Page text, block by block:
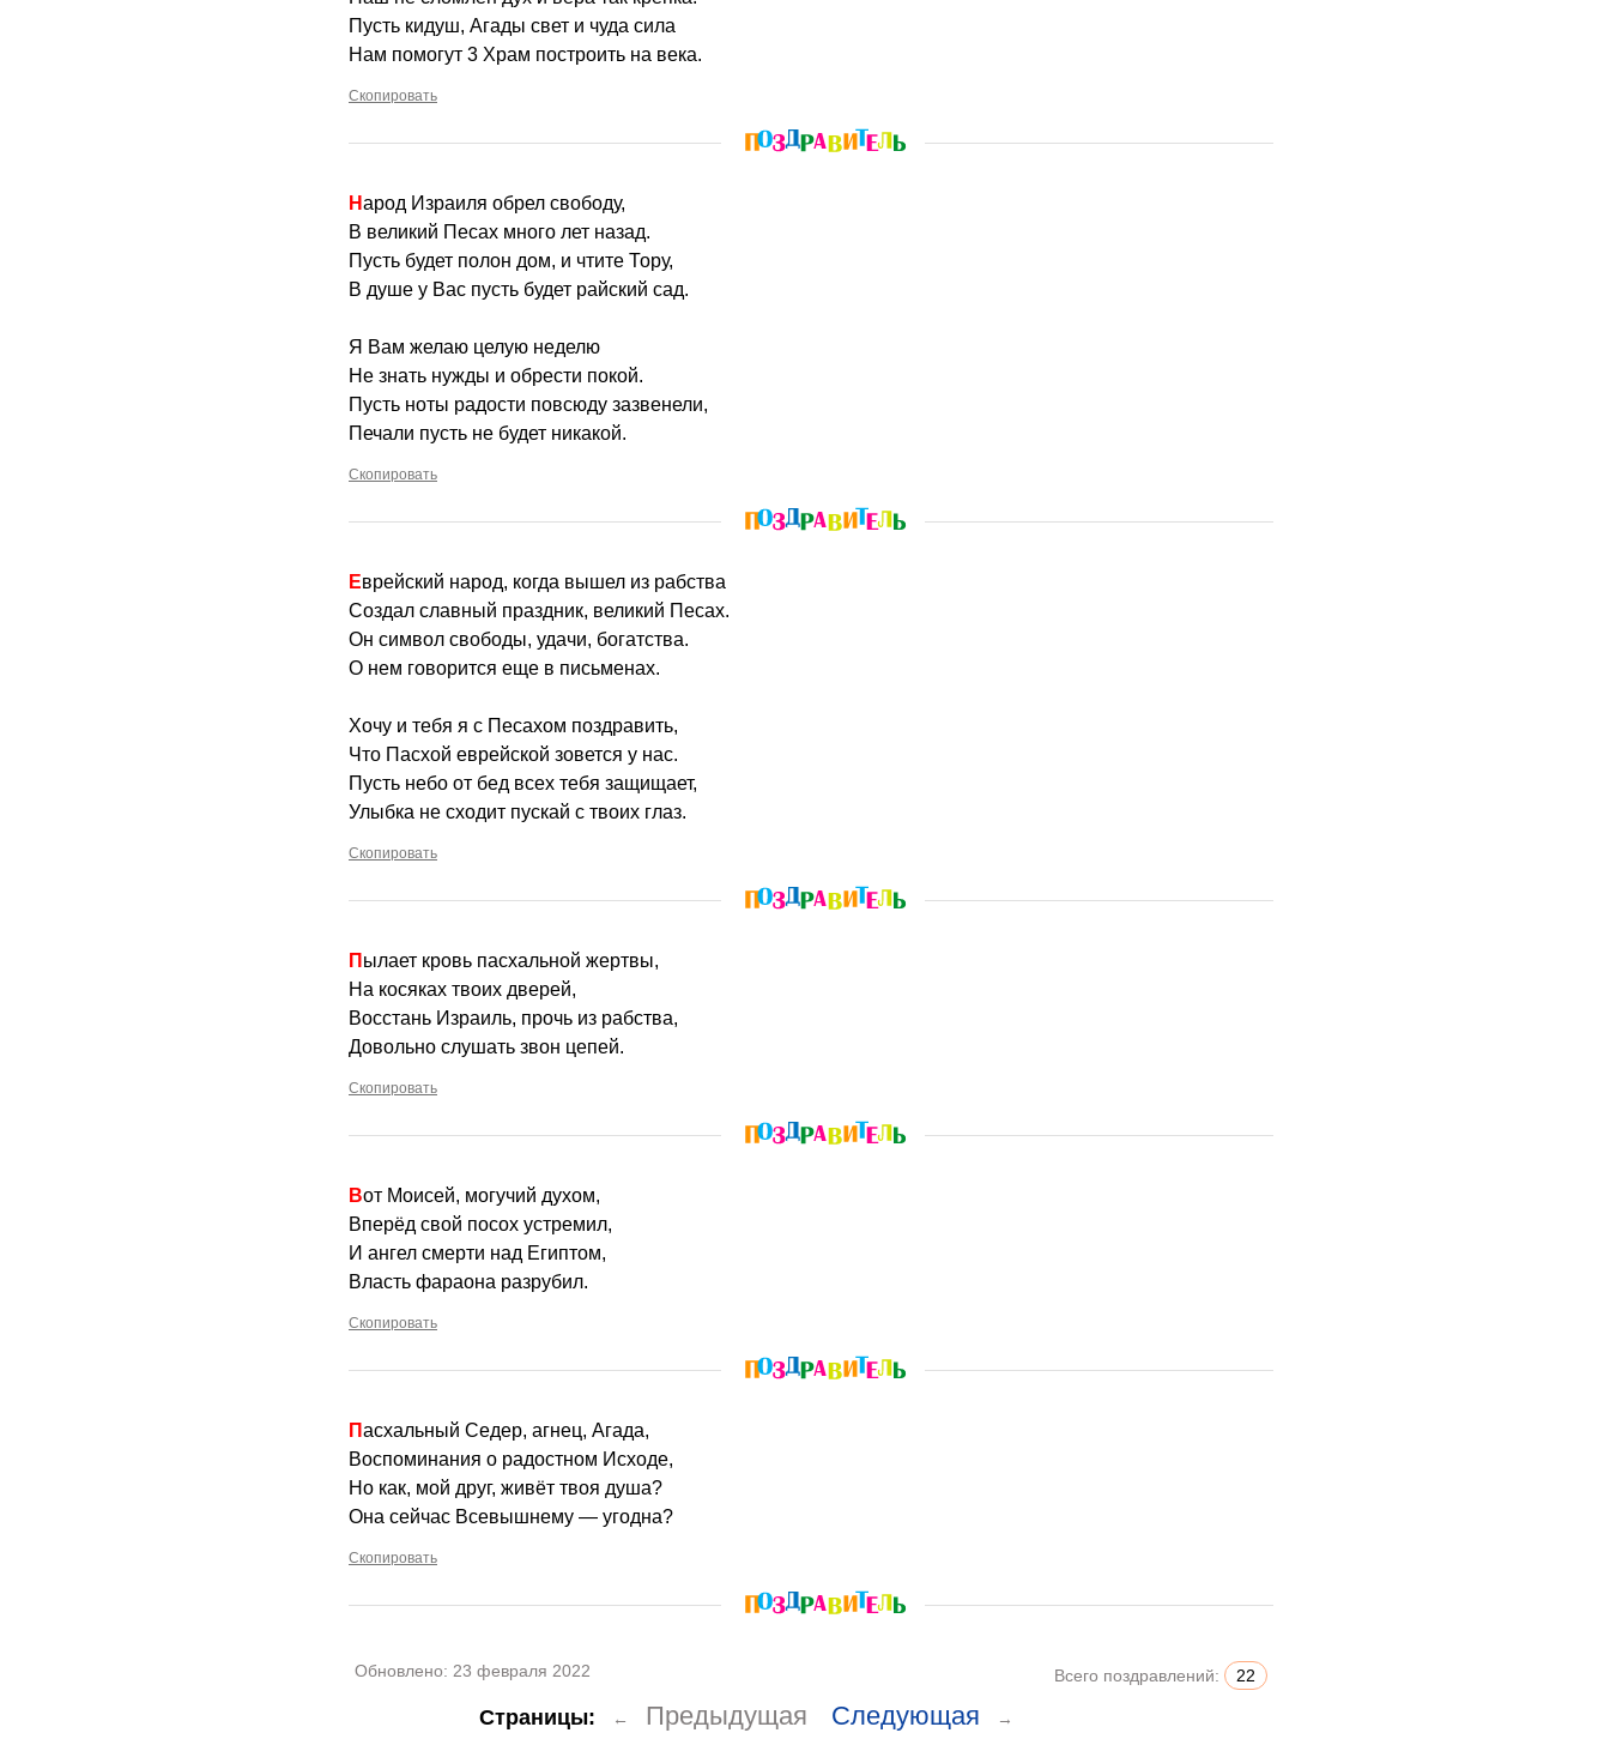
Пусть кидуш, Агады свет и чуда сила
Нам помогут 3 Храм построить на века.
Скопировать
Народ Израиля обрел свободу,
В великий Песах много лет назад.
Пусть будет полон дом, и чтите Тору,
В душе у Вас пусть будет райский сад.
Я Вам желаю целую неделю
Не знать нужды и обрести покой.
Пусть ноты радости повсюду зазвенели,
Печали пусть не будет никакой.
Скопировать
Еврейский народ, когда вышел из рабства
Создал славный праздник, великий Песах.
Он символ свободы, удачи, богатства.
О нем говорится еще в письменах.
Хочу и тебя я с Песахом поздравить,
Что Пасхой еврейской зовется у нас.
Пусть небо от бед всех тебя защищает,
Улыбка не сходит пускай с твоих глаз.
Скопировать
Пылает кровь пасхальной жертвы,
На косяках твоих дверей,
Восстань Израиль, прочь из рабства,
Довольно слушать звон цепей.
Скопировать
Вот Моисей, могучий духом,
Вперёд свой посох устремил,
И ангел смерти над Египтом,
Власть фараона разрубил.
Скопировать
Пасхальный Седер, агнец, Агада,
Воспоминания о радостном Исходе,
Но как, мой друг, живёт твоя душа?
Она сейчас Всевышнему — угодна?
Скопировать
Обновлено: 23 февраля 2022 Всего поздравлений: 22
Страницы: ← Предыдущая Следующая →